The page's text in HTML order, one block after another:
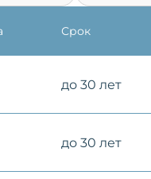
Срок
до 30 лет
до 30 лет